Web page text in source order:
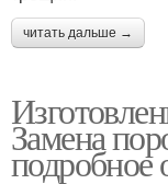
читать дальше →
Замена
подробное